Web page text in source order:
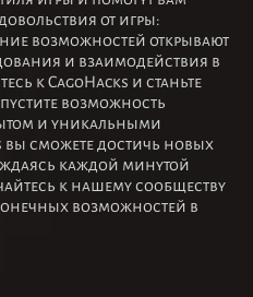
от игры:
возможностей открывают
и взаимодействия в
к CagoHacks и станьте
возможность
и уникальными
вы сможете достичь новых
каждой минутой
к нашему сообществу
возможностей в